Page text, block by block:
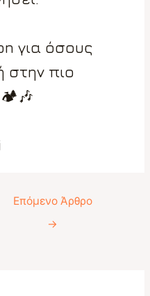
για όσους
στην πιο
🏕️🎶
Επόμενο Άρθρο
→